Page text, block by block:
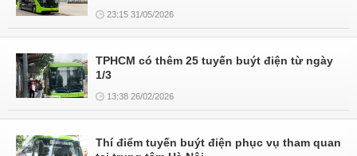
23:15 31/05/2026
TPHCM có thêm 25 tuyến buýt điện từ ngày
1/3
13:38 26/02/2026
Thí điểm tuyến buýt điện phục vụ tham quan